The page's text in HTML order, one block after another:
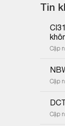
Tin
Cập
Cập
Cập